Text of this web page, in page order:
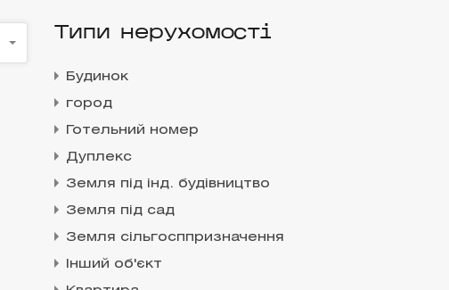
Типи нерухомості
Будинок
город
Готельний номер
Дуплекс
Земля під інд. будівництво
Земля під сад
Земля сільгосппризначення
Інший об'єкт